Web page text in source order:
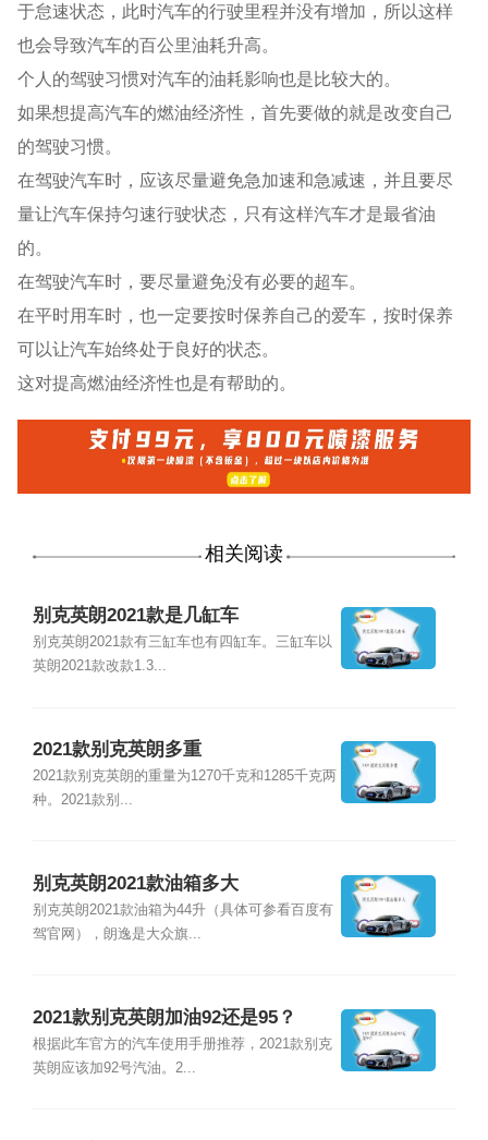
于怠速状态，此时汽车的行驶里程并没有增加，所以这样
也会导致汽车的百公里油耗升高。
个人的驾驶习惯对汽车的油耗影响也是比较大的。
如果想提高汽车的燃油经济性，首先要做的就是改变自己
的驾驶习惯。
在驾驶汽车时，应该尽量避免急加速和急减速，并且要尽
量让汽车保持匀速行驶状态，只有这样汽车才是最省油
的。
在驾驶汽车时，要尽量避免没有必要的超车。
在平时用车时，也一定要按时保养自己的爱车，按时保养
可以让汽车始终处于良好的状态。
这对提高燃油经济性也是有帮助的。
相关阅读
别克英朗2021款是几缸车
别克英朗2021款有三缸车也有四缸车。三缸车以
英朗2021款改款1.3...
2021款别克英朗多重
2021款别克英朗的重量为1270千克和1285千克两
种。2021款别...
别克英朗2021款油箱多大
别克英朗2021款油箱为44升（具体可参看百度有
驾官网），朗逸是大众旗...
2021款别克英朗加油92还是95？
根据此车官方的汽车使用手册推荐，2021款别克
英朗应该加92号汽油。2...